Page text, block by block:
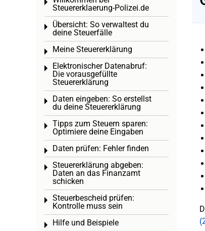
Steuererklaerung-Polizei.de
Toggle menu
Übersicht: So verwaltest du
deine Steuerfälle
Toggle menu
Meine Steuererklärung
Toggle menu
Elektronischer Datenabruf:
Die vorausgefüllte
Steuererklärung
Toggle menu
Daten eingeben: So erstellst
du deine Steuererklärung
Toggle menu
Tipps zum Steuern sparen:
Optimiere deine Eingaben
Toggle menu
Daten prüfen: Fehler finden
Toggle menu
Steuererklärung abgeben:
Daten an das Finanzamt
schicken
Toggle menu
Steuerbescheid prüfen:
Kontrolle muss sein
Toggle menu
Hilfe und Beispiele
Toggle menu